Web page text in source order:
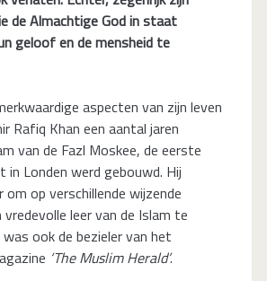
de Almachtige God in staat
geloof en de mensheid te
aspecten van zijn leven
Rafiq Khan een aantal jaren
van de Fazl Moskee, de eerste
in Londen werd gebouwd. Hij
op verschillende wijzende
leer van de Islam te
ook de bezieler van het
‘The Muslim Herald’.